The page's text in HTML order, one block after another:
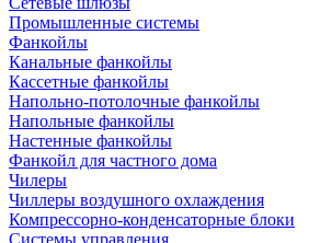
Промышленные системы
Фанкойлы
Канальные фанкойлы
Кассетные фанкойлы
Напольно-потолочные фанкойлы
Напольные фанкойлы
Настенные фанкойлы
Фанкойл для частного дома
Чилеры
Чиллеры воздушного охлаждения
Компрессорно-конденсаторные блоки
Системы управления